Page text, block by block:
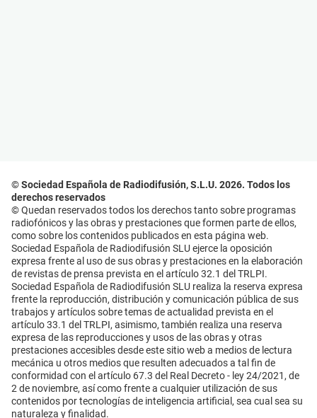
© Sociedad Española de Radiodifusión, S.L.U. 2026. Todos los
derechos reservados
© Quedan reservados todos los derechos tanto sobre programas
radiofónicos y las obras y prestaciones que formen parte de ellos,
como sobre los contenidos publicados en esta página web.
Sociedad Española de Radiodifusión SLU ejerce la oposición
expresa frente al uso de sus obras y prestaciones en la elaboración
de revistas de prensa prevista en el artículo 32.1 del TRLPI.
Sociedad Española de Radiodifusión SLU realiza la reserva expresa
frente la reproducción, distribución y comunicación pública de sus
trabajos y artículos sobre temas de actualidad prevista en el
artículo 33.1 del TRLPI, asimismo, también realiza una reserva
expresa de las reproducciones y usos de las obras y otras
prestaciones accesibles desde este sitio web a medios de lectura
mecánica u otros medios que resulten adecuados a tal fin de
conformidad con el artículo 67.3 del Real Decreto - ley 24/2021, de
2 de noviembre, así como frente a cualquier utilización de sus
contenidos por tecnologías de inteligencia artificial, sea cual sea su
naturaleza y finalidad.